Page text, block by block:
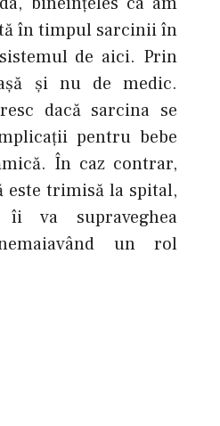
în timpul sarcinii în
de aici. Prin
şi nu de medic.
dacă sarcina se
pentru bebe
În caz contrar,
este trimisă la spital,
va supraveghea
un rol